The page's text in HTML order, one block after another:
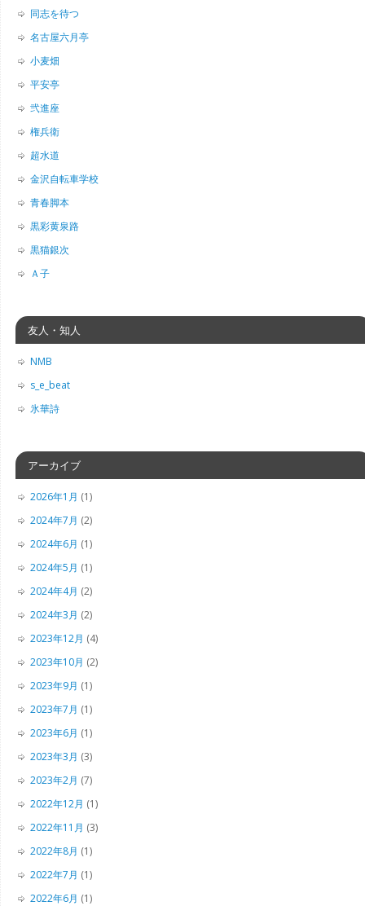
同志を待つ
名古屋六月亭
小麦畑
平安亭
弐進座
権兵衛
超水道
金沢自転車学校
青春脚本
黒彩黄泉路
黒猫銀次
Ａ子
友人・知人
NMB
s_e_beat
氷華詩
アーカイブ
2026年1月 (1)
2024年7月 (2)
2024年6月 (1)
2024年5月 (1)
2024年4月 (2)
2024年3月 (2)
2023年12月 (4)
2023年10月 (2)
2023年9月 (1)
2023年7月 (1)
2023年6月 (1)
2023年3月 (3)
2023年2月 (7)
2022年12月 (1)
2022年11月 (3)
2022年8月 (1)
2022年7月 (1)
2022年6月 (1)